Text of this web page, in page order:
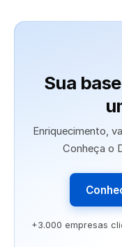
Sua
Enriquecimento,
Conheça o
+3.000 empresas